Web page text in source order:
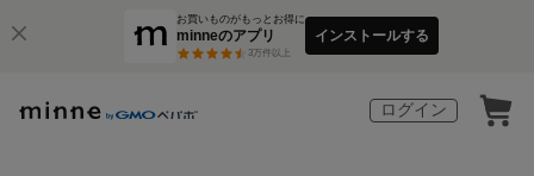
お買いものがもっとお得に
minneのアプリ
3万件以上
インストールする
ログイン